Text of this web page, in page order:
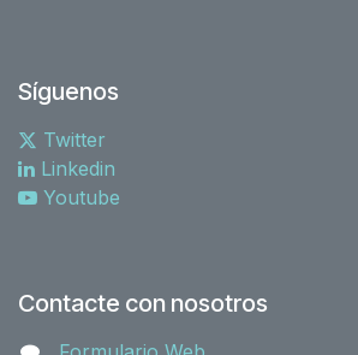
Síguenos
Twitter
Linkedin
Youtube
Contacte con nosotros